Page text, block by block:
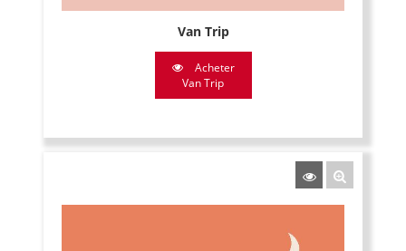
Van Trip
Acheter
Van Trip